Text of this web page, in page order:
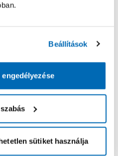
Beállítások
sütiket használja